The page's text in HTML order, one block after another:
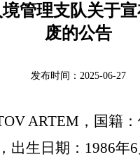
管理支队关于
废的公告
发布时间：2025-06-27
ARTEM，国籍：
，出生日期： 1986年